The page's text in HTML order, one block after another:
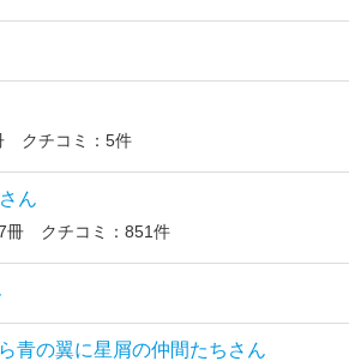
クチコミ：5件
ん
冊 クチコミ：851件
青の翼に星屑の仲間たちさん